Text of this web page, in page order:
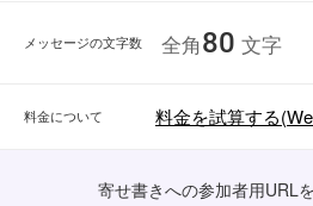
メッセージの文字数 全角 80 文字
料金について 料金を試算する
寄せ書きへの参加者用URL